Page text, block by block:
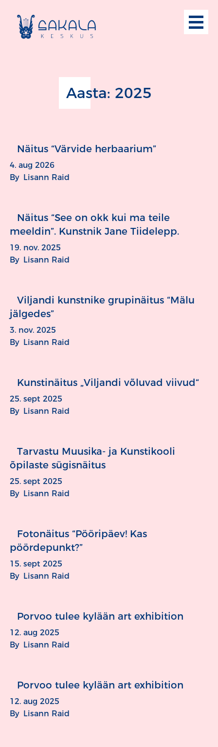
Aasta: 2025
Näitus “Värvide herbaarium”
4. aug 2026
By Lisann Raid
Näitus “See on okk kui ma teile
meeldin”. Kunstnik Jane Tiidelepp.
19. nov. 2025
By Lisann Raid
Viljandi kunstnike grupinäitus “Mälu
jälgedes”
3. nov. 2025
By Lisann Raid
Kunstinäitus „Viljandi võluvad viivud“
25. sept 2025
By Lisann Raid
Tarvastu Muusika- ja Kunstikooli
õpilaste sügisnäitus
25. sept 2025
By Lisann Raid
Fotonäitus “Pööripäev! Kas
pöördepunkt?”
15. sept 2025
By Lisann Raid
Porvoo tulee kylään art exhibition
12. aug 2025
By Lisann Raid
Porvoo tulee kylään art exhibition
12. aug 2025
By Lisann Raid